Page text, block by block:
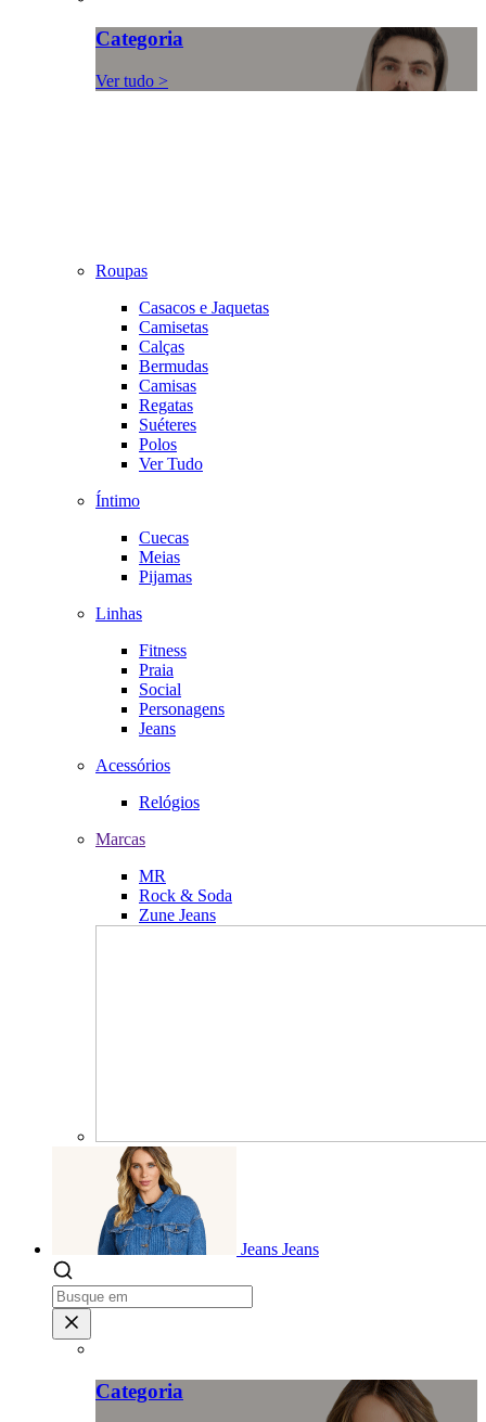
Categoria
Ver tudo >
Roupas
Casacos e Jaquetas
Camisetas
Calças
Bermudas
Camisas
Regatas
Suéteres
Polos
Ver Tudo
Íntimo
Cuecas
Meias
Pijamas
Linhas
Fitness
Praia
Social
Personagens
Jeans
Acessórios
Relógios
Marcas
MR
Rock & Soda
Zune Jeans
Jeans Jeans
Categoria